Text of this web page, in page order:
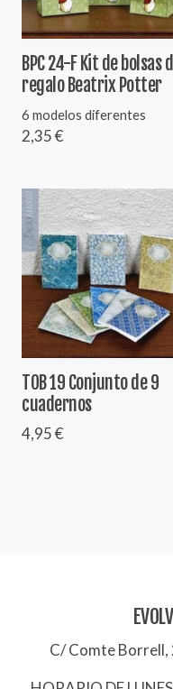
BPC 24-F Kit de bolsas
regalo Beatrix Potter
6 modelos diferentes
2,35 €
TOB 19 Conjunto de 9
cuadernos
4,95 €
C/ Comte